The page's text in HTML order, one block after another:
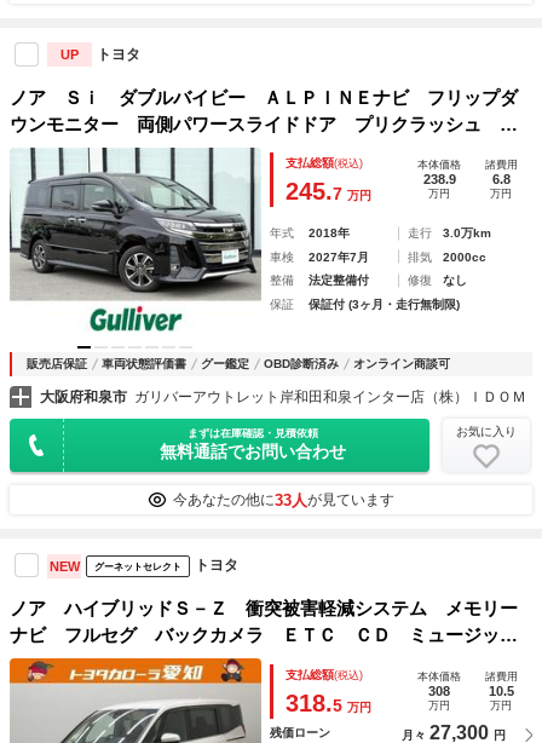
UP トヨタ
ノア Ｓｉ ダブルバイビー ＡＬＰＩＮＥナビ フリップダ
ウンモニター 両側パワースライドドア プリクラッシュ ク
ルーズコントロール レーンキープアシスト アイドリンスト
ップ ハーフレザーシート バックカメラ ＬＥＤ ＥＴＣ
支払総額(税込)
245.7 万円
本体価格
238.9
万円
諸費用
6.8
万円
年式 2018年 走行
3.0万km
車検
2027年7月 排気
2000cc
整備
法定整備付 修復
なし
保証
保証付 (3ヶ月・走行無制限)
販売店保証 車両状態評価書 グー鑑定 OBD診断済み オンライン商談可
大阪府和泉市 ガリバーアウトレット岸和田和泉インター店（株）ＩＤＯＭ
まずは在庫確認・見積依頼
無料通話でお問い合わせ
お気に入り
今あなたの他に33人が見ています
NEW グーネットセレクト トヨタ
ノア ハイブリッドＳ－Ｚ 衝突被害軽減システム メモリー
ナビ フルセグ バックカメラ ＥＴＣ ＣＤ ミュージック
プレイヤー接続可 ＤＶＤ再生 後席モニター オートクルー
ズコントロール ＬＥＤヘッドランプ 両側電動スライド
支払総額(税込)
318.5 万円
本体価格
308
万円
諸費用
10.5
万円
残価ローン 月々 27,300 円